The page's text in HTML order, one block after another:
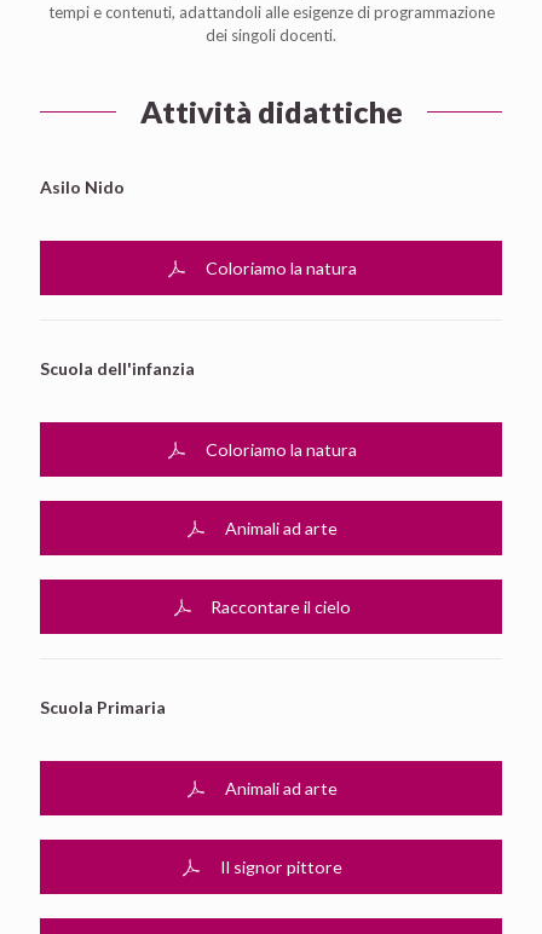
tempi e contenuti, adattandoli alle esigenze di programmazione
dei singoli docenti.
Attività didattiche
Asilo Nido
Coloriamo la natura
Scuola dell'infanzia
Coloriamo la natura
Animali ad arte
Raccontare il cielo
Scuola Primaria
Animali ad arte
Il signor pittore